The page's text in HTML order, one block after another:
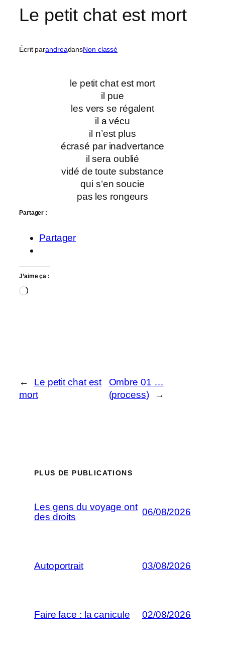
Le petit chat est mort
Écrit parandreadansNon classé
le petit chat est mort
il pue
les vers se régalent
il a vécu
il n’est plus
écrasé par inadvertance
il sera oublié
vidé de toute substance
qui s’en soucie
pas les rongeurs
Partager :
Partager
J’aime ça :
Chargement…
←
Le petit chat est
mort
Ombre 01 …
(process)
→
PLUS DE PUBLICATIONS
Les gens du voyage ont
des droits
06/08/2026
Autoportrait 03/08/2026
Faire face : la canicule 02/08/2026